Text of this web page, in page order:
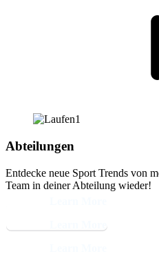
Abteilungen
Entdecke neue Sport Trends von
Team in deiner Abteilung wieder!